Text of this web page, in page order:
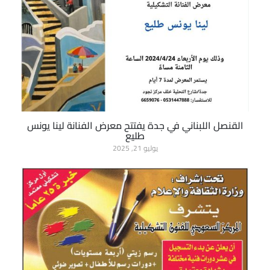
القنصل اللبناني في جدة يفتتح معرض الفنانة لينا يونس
طليع
يوليو 21, 2025